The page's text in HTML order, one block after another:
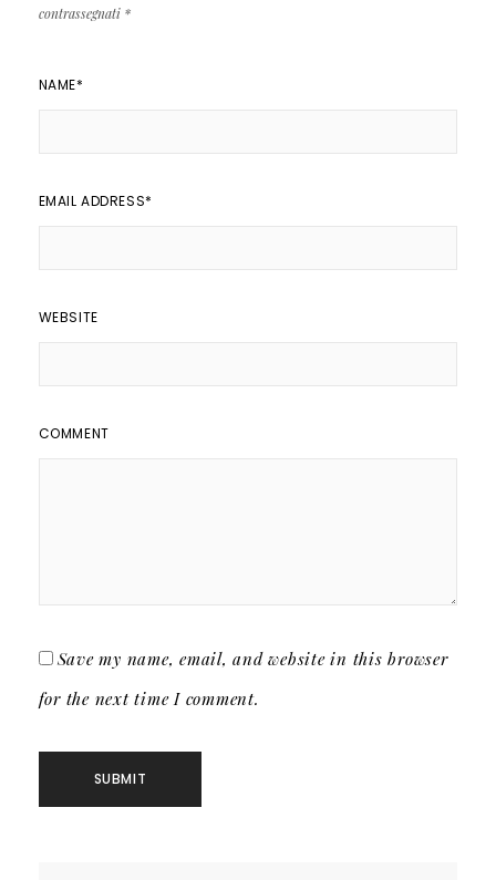
contrassegnati *
NAME*
EMAIL ADDRESS*
WEBSITE
COMMENT
Save my name, email, and website in this browser
for the next time I comment.